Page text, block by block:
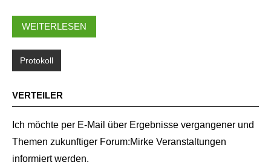
WEITERLESEN
Protokoll
VERTEILER
Ich möchte per E-Mail über Ergebnisse vergangener und
Themen zukunftiger Forum:Mirke Veranstaltungen
informiert werden.